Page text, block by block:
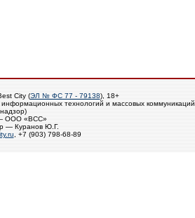
City (ЭЛ № ФС 77 - 79138), 18+
технологий и массовых коммуникаций
ООО «ВСС»
— Куранов Ю.Г.
, +7 (903) 798-68-89